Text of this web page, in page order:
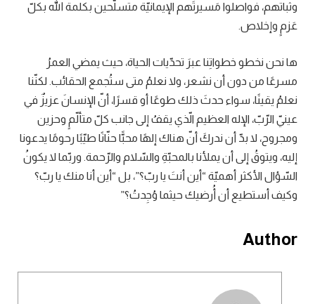
وثباتهم، فواصلوا مَسيرتَهم الإيمانيّة متسلّحين بكلمة الله بكلّ
عَزمٍ وإخلاص.
ها نحن نخطو خطواتِنا عبرَ تحدّيات الحياة، حيث يمضي العمرُ
مسرعًا من دون أن نشعر، ولا نعلمُ متى ستُجمع الحقائب. لكنّنا
نعلمُ يقينًا، سواء حدثَ ذلك طوعًا أو قسرًا، أنّ الإنسانَ عزيزٌ في
عينيّ الرّبّ، الإله العظيم الّذي يقفُ إلى جانب كلّ متألّمٍ وحزين
ومجروح، لا بدّ أن ندركَ أنّ هناك إلهًا محبًّا حنّانًا طيّبًا رحومًا يدعونا
إليه، ويتوقُ إلى أن يملأنا بالمحبّةِ والسّلام والرّحمة. وربّما لا يكونُ
السّؤال الأكثر أهميّة “أين أنتَ يا ربّ؟”، بل “أين أنا منك يا ربّ؟
وكيف أستطيع أن أُرضيك حيثما وُجِدتُ؟”
Author